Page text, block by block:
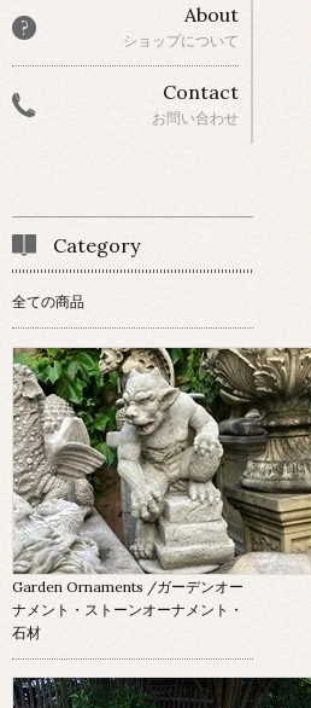
About
ショップについて
Contact
お問い合わせ
Category
全ての商品
Garden Ornaments /ガーデンオー
ナメント・ストーンオーナメント・
石材